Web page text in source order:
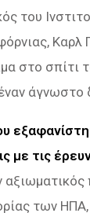
του
Καρλ
στο σπίτι
άγνωστο
με τις
των